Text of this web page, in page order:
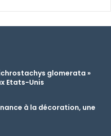
glomerata »
Etats-Unis
à la décoration, une